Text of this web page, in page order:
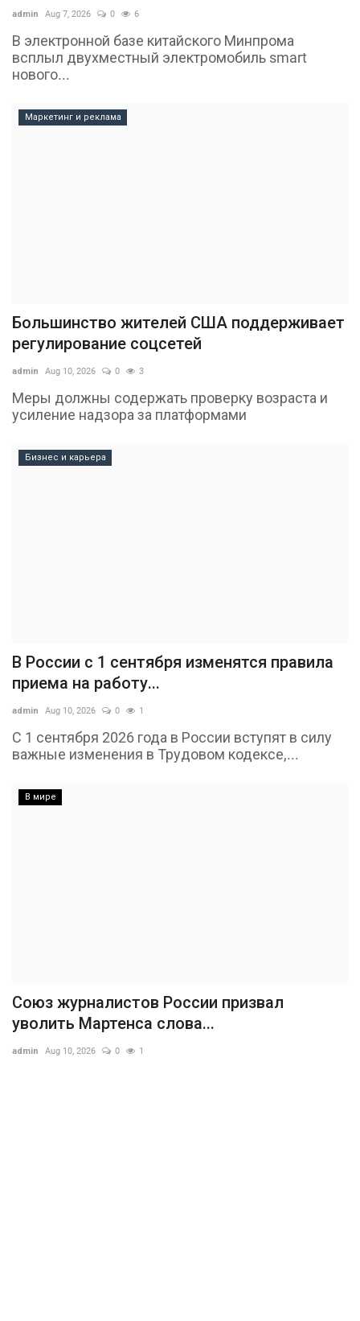
admin Aug 7, 2026 0 6
В электронной базе китайского Минпрома
всплыл двухместный электромобиль smart
нового...
Маркетинг и реклама
Большинство жителей США поддерживает
регулирование соцсетей
admin Aug 10, 2026 0 3
Меры должны содержать проверку возраста и
усиление надзора за платформами
Бизнес и карьера
В России с 1 сентября изменятся правила
приема на работу...
admin Aug 10, 2026 0 1
С 1 сентября 2026 года в России вступят в силу
важные изменения в Трудовом кодексе,...
В мире
Союз журналистов России призвал
уволить Мартенса слова...
admin Aug 10, 2026 0 1